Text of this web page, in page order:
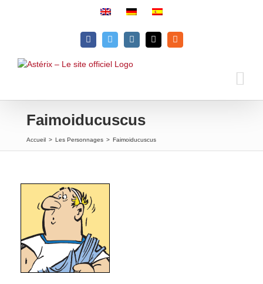
FacebookTwitterInstagramEmailRss
Faimoiducuscus
Accueil > Les Personnages > Faimoiducuscus